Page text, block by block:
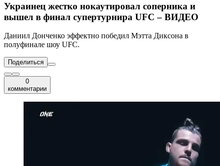
Украинец жестко нокаутировал соперника и
вышел в финал супертурнира UFC – ВИДЕО
Даниил Донченко эффектно победил Мэтта Диксона в
полуфинале шоу UFC.
Поделиться
0
комментарии